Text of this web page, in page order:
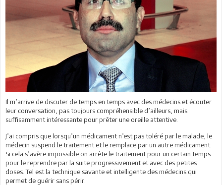
Il m’arrive de discuter de temps en temps avec des médecins et écouter
leur conversation, pas toujours compréhensible d’ailleurs, mais
suffisamment intéressante pour prêter une oreille attentive.
J’ai compris que lorsqu’un médicament n’est pas toléré par le malade, le
médecin suspend le traitement et le remplace par un autre médicament.
Si cela s’avère impossible on arrête le traitement pour un certain temps
pour le reprendre par la suite progressivement et avec des petites
doses. Tel est la technique savante et intelligente des médecins qui
permet de guérir sans périr.